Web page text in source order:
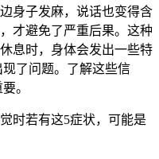
身子发麻，说话也变得含
才避免了严重后果。这种
息时，身体会发出一些特
了问题。了解这些信
。